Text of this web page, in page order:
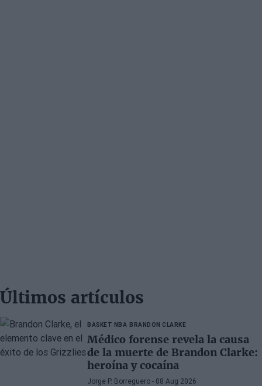
Últimos artículos
BASKET NBA BRANDON CLARKE
Médico forense revela la causa
de la muerte de Brandon Clarke:
heroína y cocaína
Jorge P. Borreguero - 08 Aug 2026